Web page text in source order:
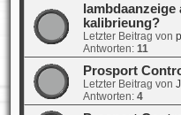
kalibrieung?
Letzter Beitrag von
Antworten: 11
Prosport
Letzter Beitrag von
Antworten: 4